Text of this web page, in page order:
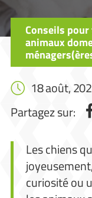
Conseils
animaux
18 août,
Partagez sur:
Les chiens
curiosité ou